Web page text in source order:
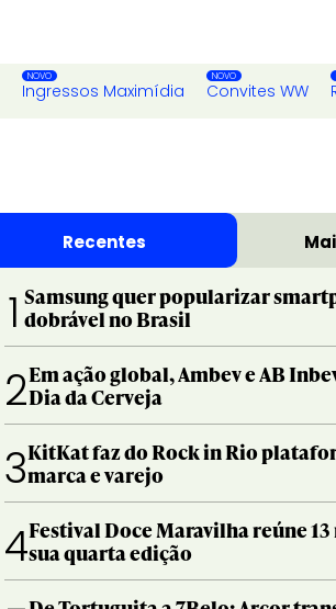
Ingressos Maximídia Convites WW
Recentes
1 Samsung quer popularizar
dobrável no Brasil
2Em ação global, Ambev e AB
Dia da Cerveja
3KitKat faz do Rock in Rio
marca e varejo
4Festival Doce Maravilha reúne 13
sua quarta edição